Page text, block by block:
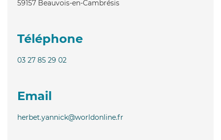
59157 Beauvois-en-Cambrésis
Téléphone
03 27 85 29 02
Email
herbet.yannick@worldonline.fr